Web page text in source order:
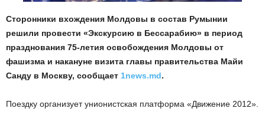
Сторонники вхождения Молдовы в состав Румынии
решили провести «Экскурсию в Бессарабию» в период
празднования 75-летия освобождения Молдовы от
фашизма и накануне визита главы правительства Майи
Санду в Москву, сообщает 1news.md.
Поездку организует унионистская платформа «Движение 2012».